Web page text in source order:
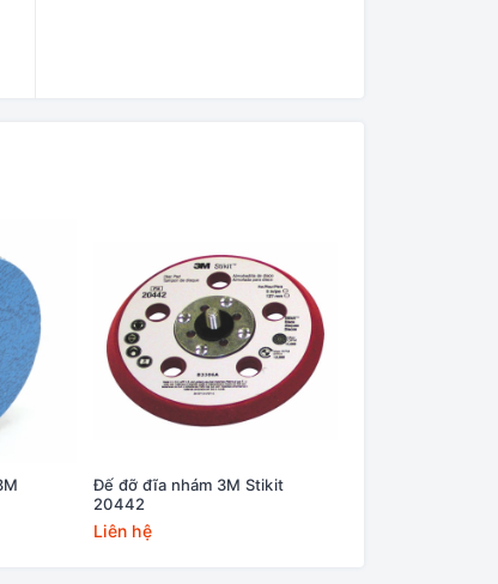
Đế đỡ đĩa nhám 3M Stikit
20442
Liên hệ